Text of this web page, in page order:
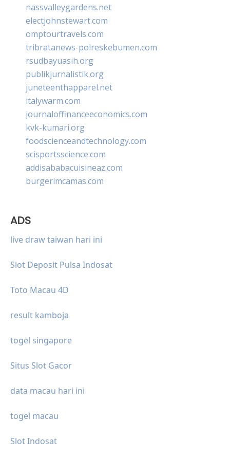
nassvalleygardens.net
electjohnstewart.com
omptourtravels.com
tribratanews-polreskebumen.com
rsudbayuasih.org
publikjurnalistik.org
juneteenthapparel.net
italywarm.com
journaloffinanceeconomics.com
kvk-kumari.org
foodscienceandtechnology.com
scisportsscience.com
addisababacuisineaz.com
burgerimcamas.com
ADS
live draw taiwan hari ini
Slot Deposit Pulsa Indosat
Toto Macau 4D
result kamboja
togel singapore
Situs Slot Gacor
data macau hari ini
togel macau
Slot Indosat